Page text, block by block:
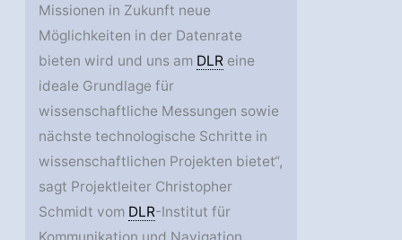
Missionen in Zukunft neue
Möglichkeiten in der Datenrate
bieten wird und uns am DLR eine
ideale Grundlage für
wissenschaftliche Messungen sowie
nächste technologische Schritte in
wissenschaftlichen Projekten bietet“,
sagt Projektleiter Christopher
Schmidt vom DLR-Institut für